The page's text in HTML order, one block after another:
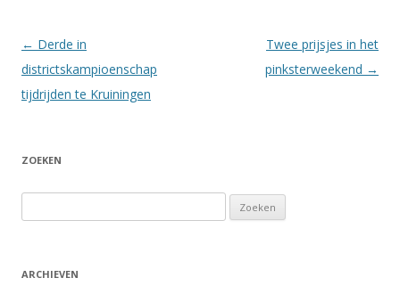
Berichtnavigatie
← Derde in
districtskampioenschap
tijdrijden te Kruiningen
Twee prijsjes in het
pinksterweekend →
ZOEKEN
naar:
ARCHIEVEN